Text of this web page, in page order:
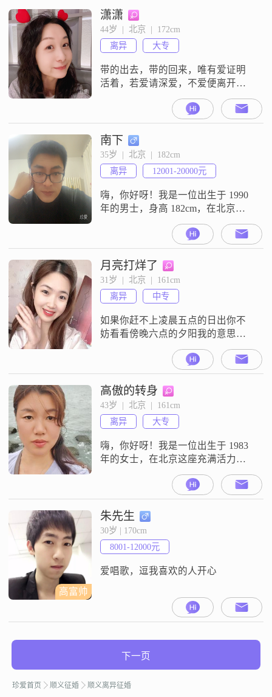
些男女对立，互相为难是大可不必
的。 我觉得自己性格算是平易近
人，在与人相处时，能站在对方的
角度去思考一些问题，理解他人的
想法和感受。我相信缘分是一种奇
妙的东西，
潇潇
44岁  |  北京  |  172cm
离异
大专
带的出去，带的回来，唯有爱证明
活着，若爱请深爱，不爱便离开
南下
35岁  |  北京  |  182cm
离异
12001-20000元
嗨，你好呀！我是一位出生于 1990
年的男士，身高 182cm，在北京打
拼##3002##我的学历是大专，现在
每个月的收入在 12001 - 20000 元之
间##3002##我觉得自己是个挺稳重
可靠的人，在生活和工作中都能让
人放心依靠##3002##平时我喜欢玩
电子游戏，对科技数码方面的东西
也很感兴趣，感觉能从中获
月亮打烊了
31岁  |  北京  |  161cm
离异
中专
如果你赶不上凌晨五点的日出你不
妨看看傍晚六点的夕阳我的意思是
任何时候都不晚我们终其一生寻找
的应该是自己喜欢的生活方式和成
为想成为的人多走点弯路没关系多
花点时间在路上也不要紧和别人所
期待的不一样也可以只要你是在成
为你的路上就够了
高傲的转身
43岁  |  北京  |  161cm
离异
大专
嗨，你好呀！我是一位出生于 1983
年的女士，在北京这座充满活力的
城市生活##3002##我的身高大概
161cm，不高不矮，应该还算比较适
中吧##3002##目前我的月收入在
8001 - 12000 元这个范围##3002##我
学历是大专，在工作中我一直秉持
着认真负责的态度##3002##我觉得
自己最大的特点就是
高富帅
朱先生
30岁 | 170cm
8001-12000元
爱唱歌，逗我喜欢的人开心
下一页
珍爱首页 顺义征婚 顺义离异征婚